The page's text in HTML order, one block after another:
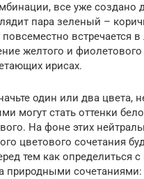
все уже создано
пара зеленый –
встречается в
желтого и фиолетового
ирисах.
один или два цвета,
могут стать оттенки
На фоне этих
цветового сочетания
тем как определиться с
природными